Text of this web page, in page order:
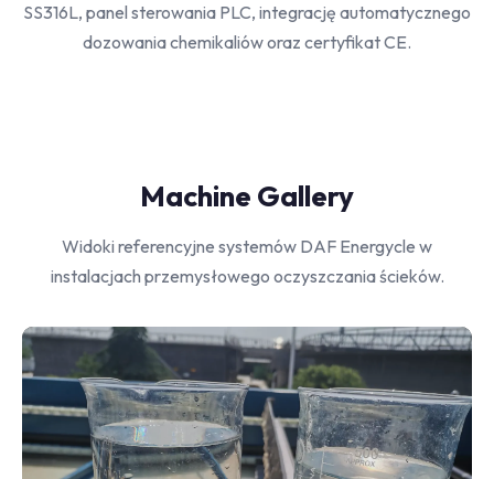
SS316L, panel sterowania PLC, integrację automatycznego
dozowania chemikaliów oraz certyfikat CE.
Machine Gallery
Widoki referencyjne systemów DAF Energycle w
instalacjach przemysłowego oczyszczania ścieków.